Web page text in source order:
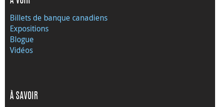
Billets de banque canadiens
Expositions
Blogue
Vidéos
À SAVOIR